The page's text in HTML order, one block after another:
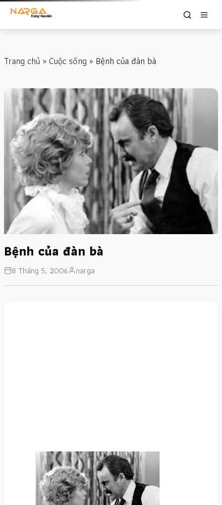
Trang chủ » Cuộc sống » Bệnh của đàn bà
Bệnh của đàn bà
8 Tháng 5, 2006 narga